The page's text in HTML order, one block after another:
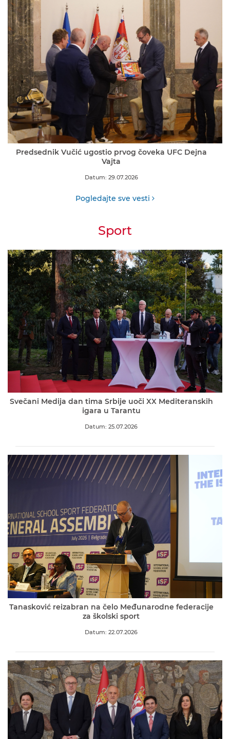
Predsednik Vučić ugostio prvog čoveka UFC Dejna
Vajta
Datum: 29.07.2026
Pogledajte sve vesti
Sport
Svečani Medija dan tima Srbije uoči XX Mediteranskih
igara u Tarantu
Datum: 25.07.2026
Tanasković reizabran na čelo Međunarodne federacije
za školski sport
Datum: 22.07.2026